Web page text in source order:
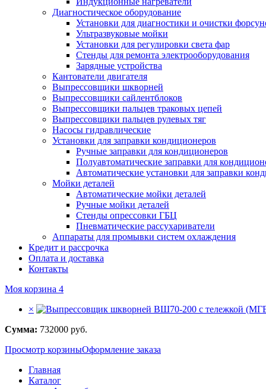
Диагностическое оборудование
Установки для диагностики и очистки
Ультразвуковые мойки
Установки для регулировки света фар
Стенды для ремонта электрооборудования
Зарядные устройства
Кантователи двигателя
Выпрессовщики шкворней
Выпрессовщики сайлентблоков
Выпрессовщики пальцев траковых цепей
Выпрессовщики пальцев рулевых тяг
Насосы гидравлические
Установки для заправки кондиционеров
Ручные заправки для кондиционеров
Полуавтоматические заправки для
Автоматические установки для заправки
Мойки деталей
Автоматические мойки деталей
Ручные мойки деталей
Стенды опрессовки ГБЦ
Пневматические рассухариватели
Аппараты для промывки систем охлаждения
Кредит и рассрочка
Оплата и доставка
Контакты
Моя корзина 4
×
Сумма: 732000 руб.
Просмотр корзиныОформление заказа
Главная
Каталог